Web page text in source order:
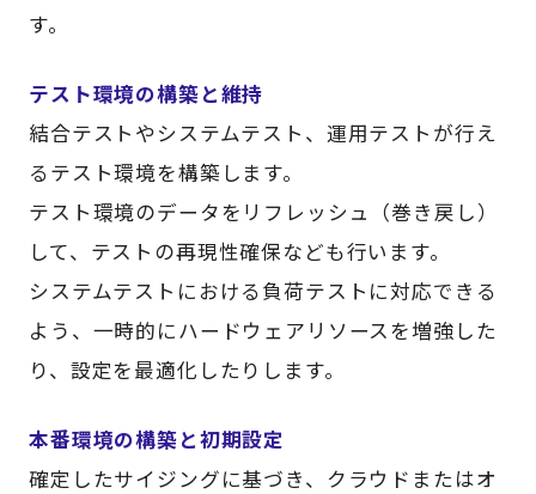
す。
テスト環境の構築と維持
結合テストやシステムテスト、運用テストが行え
るテスト環境を構築します。
テスト環境のデータをリフレッシュ（巻き戻し）
して、テストの再現性確保なども行います。
システムテストにおける負荷テストに対応できる
よう、一時的にハードウェアリソースを増強した
り、設定を最適化したりします。
本番環境の構築と初期設定
確定したサイジングに基づき、クラウドまたはオ